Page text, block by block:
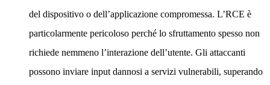
del dispositivo o dell’applicazione compromessa. L’RCE è
particolarmente pericoloso perché lo sfruttamento spesso non
richiede nemmeno l’interazione dell’utente. Gli attaccanti
possono inviare input dannosi a servizi vulnerabili, superando